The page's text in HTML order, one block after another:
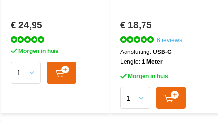
€ 24,95
Morgen in huis
€ 18,75
6 reviews
Aansluiting: USB-C
Lengte: 1 Meter
Morgen in huis